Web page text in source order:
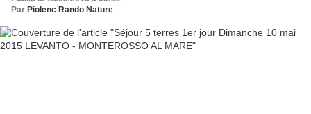
Par Piolenc Rando Nature